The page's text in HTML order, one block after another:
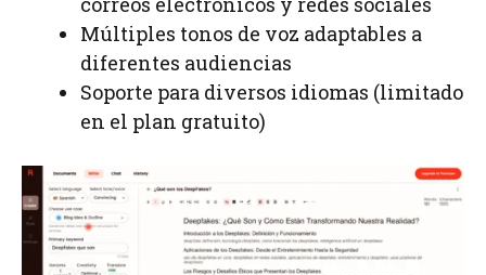
Múltiples tonos de voz adaptables a
diferentes audiencias
Soporte para diversos idiomas (limitado
en el plan gratuito)